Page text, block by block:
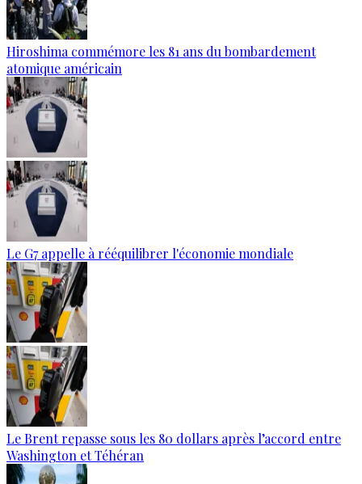
Hiroshima commémore les 81 ans du bombardement
atomique américain
Le G7 appelle à rééquilibrer l'économie mondiale
Le Brent repasse sous les 80 dollars après l’accord entre
Washington et Téhéran